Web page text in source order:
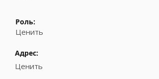
Роль:
Ценить
Адрес:
Ценить